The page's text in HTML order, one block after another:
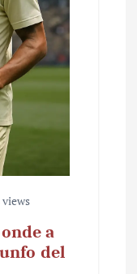
views
a
del